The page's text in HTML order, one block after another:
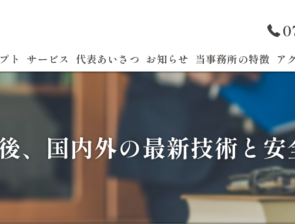
ト サービス
よくある質問
代表あいさつ お知らせ 当事務所の特徴
特許
国際出願
ア
、国内外の最新技術と